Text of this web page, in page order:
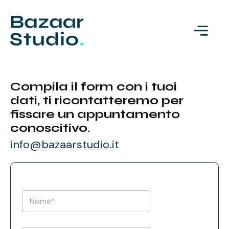
Compila il form con i tuoi
dati, ti ricontatteremo per
fissare un appuntamento
conoscitivo.
info@bazaarstudio.it